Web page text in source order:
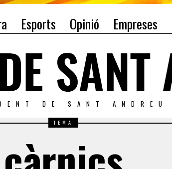
Esports Opinió Empreses
DE SANT ANDREU
TEMA